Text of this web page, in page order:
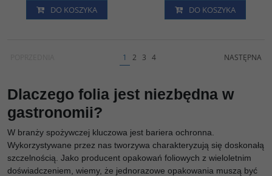
DO KOSZYKA DO KOSZYKA
1 2 3 4 NASTĘPNA
Dlaczego folia jest niezbędna w
gastronomii?
W branży spożywczej kluczowa jest bariera ochronna.
Wykorzystywane przez nas tworzywa charakteryzują się doskonałą
szczelnością. Jako producent opakowań foliowych z wieloletnim
doświadczeniem, wiemy, że jednorazowe opakowania muszą być